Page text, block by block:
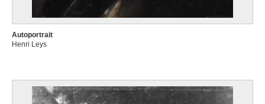
Autoportrait
Henri Leys